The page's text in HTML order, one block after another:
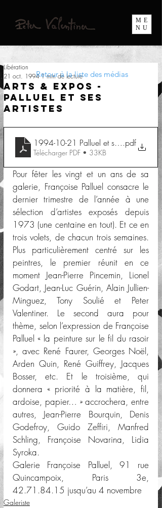
ME
NU
Arts & Expos -
Palluel et ses
artistes
Libération
21 oct. 1994 1 min de lecture
1994-10-21 Palluel et ses artistes
.pdf
Télécharger PDF • 33KB
Pour fêter les vingt et un ans de sa
galerie, Françoise Palluel consacre le
dernier trimestre de l’année à une
sélection d’artistes exposés depuis
1973 (une centaine en tout). Et ce en
trois volets, de chacun trois semaines.
Plus particulièrement centré sur les
peintres, le premier réunit en ce
moment Jean-Pierre Pincemin, Lionel
Godart, Jean-Luc Guérin, Alain Jullien-
Minguez, Tony Soulié et Peter
Valentiner. Le second aura pour
thème, selon l’expression de Françoise
Palluel « la peinture sur le fil du rasoir
», avec René Faurer, Georges Noël,
Arden Quin, René Guiffrey, Jacques
Bosser, etc. Et le troisième, qui
donnera « priorité à la matière, fil,
ardoise, papier… » accrochera, entre
autres, Jean-Pierre Bourquin, Denis
Godefroy, Guido Zeffiri, Manfred
Schling, Françoise Novarina, Lidia
Syroka.
Galerie Françoise Palluel, 91 rue
Quincampoix, Paris 3e,
42.71.84.15 jusqu’au 4 novembre
Galeriste
Retour à la liste des médias